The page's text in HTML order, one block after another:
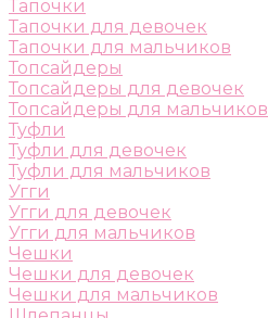
Тапочки
Тапочки для девочек
Тапочки для мальчиков
Топсайдеры
Топсайдеры для девочек
Топсайдеры для мальчиков
Туфли
Туфли для девочек
Туфли для мальчиков
Угги
Угги для девочек
Угги для мальчиков
Чешки
Чешки для девочек
Чешки для мальчиков